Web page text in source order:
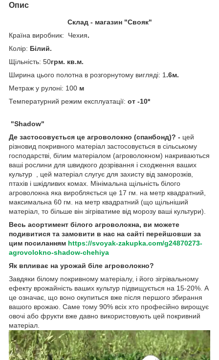
Опис
Склад - магазин "Свояк"
Країна виробник: Чехия.
Колір: Білий.
Щільність: 50грм. кв.м.
Ширина цього полотна в розгорнутому вигляді: 1 .6м.
Метраж у рулоні: 100 м
Температурний режим експлуатації: от -10*
"Shadow"
Де застосовується це агроволокно (спанбонд)? - цей
різновид покривного матеріал застосовується в сільському
господарстві, білим матеріалом (агроволокном) накриваються
ваші рослини для швидкого дозрівання і сходження ваших
культур , цей матеріал слугує для захисту від заморозків,
птахів і шкідливих комах. Мінімальна щільність білого
агроволокна яка виробляється це 17 гм. на метр квадратний,
максимальна 60 гм. на метр квадратний (що щільніший
матеріал, то більше він зігріватиме від морозу ваші культури).
Весь асортимент білого агроволокна, ви можете
подивитися та замовити в нас на сайті перейшовши за
цим посиланням https://svoyak-zakupka.com/g24870273-
agrovolokno-shadow-chehiya
Як впливає на урожай біле агроволокно?
Завдяки білому покривному матеріалу, і його зігрівальному
ефекту врожайність ваших культур підвищується на 15-20%. А
це означає, що воно окупиться вже після першого збирання
вашого врожаю. Саме тому 90% всіх хто професійно вирощує
овочі або фрукти вже давно використовують цей покривний
матеріал.